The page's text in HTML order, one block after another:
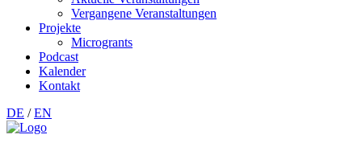
Vergangene Veranstaltungen
Projekte
Microgrants
Podcast
Kalender
Kontakt
DE /EN